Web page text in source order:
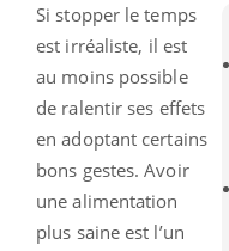
Si stopper le temps
est irréaliste, il est
au moins possible
de ralentir ses effets
en adoptant certains
bons gestes. Avoir
une alimentation
plus saine est l’un